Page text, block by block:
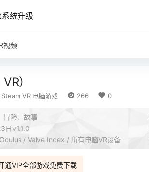
统升级
视频
）
Steam VR 电脑游戏 266 0
冒险、故事
日v1.1.0
/ Valve Index / 所有电脑VR设备
通VIP全部游戏免费下载